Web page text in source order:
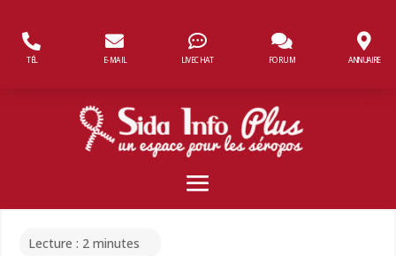
TÉL E-MAIL LIVECHAT FORUM ANNUAIRE
Lecture : 2 minutes